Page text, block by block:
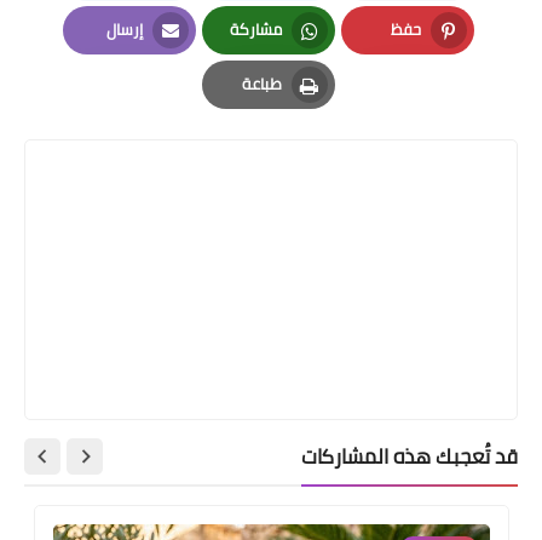
Facebook
Twitter
LinkedIn
حفظ
Pinterest
مشاركة
Whatsapp
إرسال
Email
طباعة
Print
قد تُعجبك هذه المشاركات